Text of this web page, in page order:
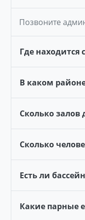
Позвоните
Где находится
В каком
Сколько залов
Сколько
Есть ли
Какие парные